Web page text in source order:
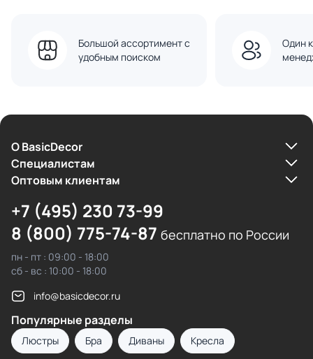
Большой ассортимент с
удобным поиском
Один
О BasicDecor
Cпециалистам
Оптовым клиентам
+7 (495) 230 73-99
8 (800) 775-74-87 бесплатно по России
пн - пт : 09:00 - 18:00
сб - вс : 10:00 - 18:00
info@basicdecor.ru
Популярные разделы
Люстры Бра Диваны Кресла